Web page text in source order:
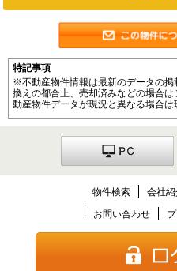
特記事項
※不動産物件情報は最新のデータの掲
換えの都合上、売却済みなどの場合
動産物件データが現況と異なる場合は
物件検索 会社
お問い合わせ